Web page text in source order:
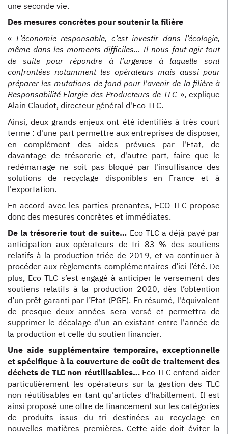
une seconde vie.
Des mesures concrètes pour soutenir la filière
« L’économie responsable, c’est investir dans l’écologie,
même dans les moments difficiles… Il nous faut agir tout
de suite pour répondre à l’urgence à laquelle sont
confrontées notamment les opérateurs mais aussi pour
préparer les mutations de fond pour l'avenir de la filière à
Responsabilité Elargie des Producteurs de TLC », explique
Alain Claudot, directeur général d'Eco TLC.
Ainsi, deux grands enjeux ont été identifiés à très court
terme : d'une part permettre aux entreprises de disposer,
en complément des aides prévues par l'Etat, de
davantage de trésorerie et, d'autre part, faire que le
redémarrage ne soit pas bloqué par l'insuffisance des
solutions de recyclage disponibles en France et à
l'exportation.
En accord avec les parties prenantes, ECO TLC propose
donc des mesures concrètes et immédiates.
De la trésorerie tout de suite… Eco TLC a déjà payé par
anticipation aux opérateurs de tri 83 % des soutiens
relatifs à la production triée de 2019, et va continuer à
procéder aux règlements complémentaires d’ici l’été. De
plus, Eco TLC s’est engagé à anticiper le versement des
soutiens relatifs à la production 2020, dès l’obtention
d’un prêt garanti par l’Etat (PGE). En résumé, l'équivalent
de presque deux années sera versé et permettra de
supprimer le décalage d'un an existant entre l'année de
la production et celle du soutien financier.
Une aide supplémentaire temporaire, exceptionnelle
et spécifique à la couverture de coût de traitement des
déchets de TLC non réutilisables…Eco TLC entend aider
particulièrement les opérateurs sur la gestion des TLC
non réutilisables en tant qu'articles d'habillement. Il est
ainsi proposé une offre de financement sur les catégories
de produits issus du tri destinées au recyclage en
nouvelles matières premières. Cette aide doit éviter la